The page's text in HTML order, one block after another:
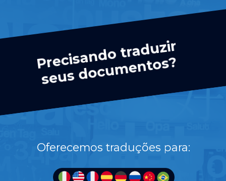
Oferecemos traduções para:
Pr
e
cis
a
n
d
o tr
a
d
uzir
s
e
us
d
o
c
u
m
e
nt
os?